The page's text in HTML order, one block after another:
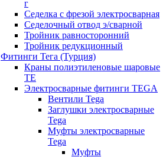
г
Седелка с фрезой электросварная
Седелочный отвод э/сварной
Тройник равносторонний
Тройник редукционный
Фитинги Тега (Турция)
Краны полиэтиленовые шаровые
TE
Электросварные фитинги TEGA
Вентили Tega
Заглушки электросварные
Tega
Муфты электросварные
Tega
Муфты